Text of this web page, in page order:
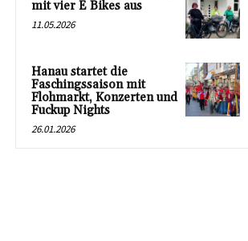
mit vier E Bikes aus
11.05.2026
Hanau startet die
Faschingssaison mit
Flohmarkt, Konzerten und
Fuckup Nights
26.01.2026